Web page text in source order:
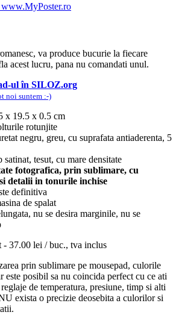
va produce bucurie la fiecare
acest lucru, pana nu comandati unul.
ul în SILOZ.org
noi suntem :-)
x 19.5 x 0.5 cm
rotunjite
negru, greu, cu suprafata antiaderenta, 5
satinat, tesut, cu mare densitate
fotografica, prin sublimare, cu
detalii in tonurile inchise
definitiva
de spalat
nu se desira marginile, nu se
- 37.00 lei / buc., tva inclus
prin sublimare pe mousepad, culorile
posibil sa nu coincida perfect cu ce ati
de temperatura, presiune, timp si alti
exista o precizie deosebita a culorilor si